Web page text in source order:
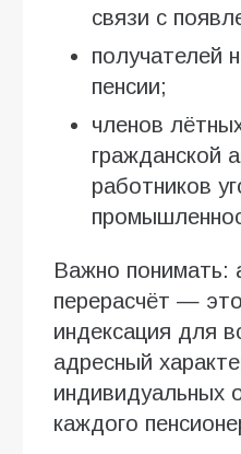
связи с
получателей
пенсии;
членов
гражданской
работников
Важно понимать:
перерасчёт —
индексация для
адресный
индивидуальных
каждого